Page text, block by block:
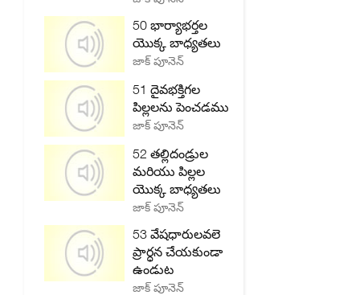
50 భార్యాభర్తల
యొక్క బాధ్యతలు
జాక్ పూనెన్
51 దైవభక్తిగల
పిల్లలను పెంచడము
జాక్ పూనెన్
52 తల్లిదండ్రుల
మరియు పిల్లల
యొక్క బాధ్యతలు
జాక్ పూనెన్
53 వేషధారులవలె
ప్రార్ధన చేయకుండా
ఉండుట
జాక్ పూనెన్